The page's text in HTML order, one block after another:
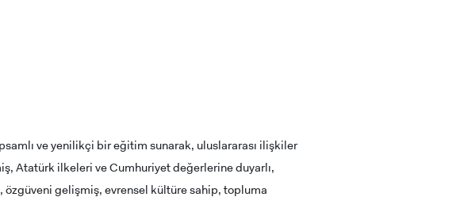
ve yenilikçi bir eğitim sunarak, uluslararası ilişkiler
Atatürk ilkeleri ve Cumhuriyet değerlerine duyarlı,
özgüveni gelişmiş, evrensel kültüre sahip, topluma